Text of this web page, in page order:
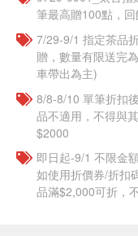
筆最高贈100點，
7/29-9/1 指定茶品
贈，數量有限送完
車帶出為主)
8/8-8/10 單筆折扣
品不適用，不得與
$2000
即日起-9/1 不限金
如使用折價券/折扣
品滿$2,000可折，